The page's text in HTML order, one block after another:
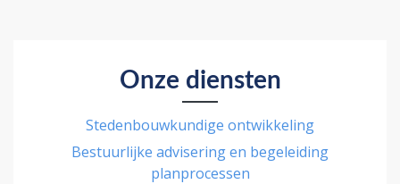
Onze diensten
Stedenbouwkundige ontwikkeling
Bestuurlijke advisering en begeleiding
planprocessen